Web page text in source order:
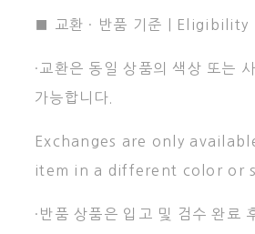
■ 교환 · 반품 기준 | Eligibility
·교환은 동일 상품의 색상 또는
가능합니다.
Exchanges are only
item in a different color or
·반품 상품은 입고 및 검수 완료